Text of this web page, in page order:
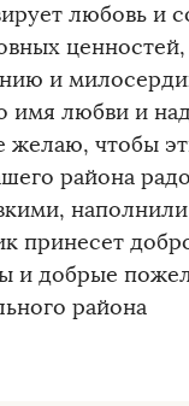
любовь и
и
имя любви и
желаю, чтобы
района
принесет
и добрые
района